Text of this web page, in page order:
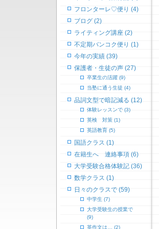
フロンターレ♡便り (4)
ブログ (2)
ライティング講座 (2)
不定期バンコク便り (1)
今年の実績 (39)
保護者・生徒の声 (27)
卒業生の活躍 (9)
当塾に通う生徒 (4)
品詞文型で暗記減る (12)
体験レッスンで (3)
英検 対策 (1)
英語教育 (5)
国語クラス (1)
在籍生へ 連絡事項 (6)
大学受験合格体験記 (36)
数学クラス (1)
日々のクラスで (59)
中学生 (7)
大学受験生の授業で
(9)
英作文は… (2)